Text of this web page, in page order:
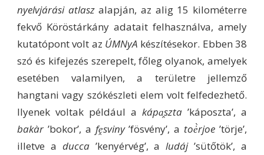
nyelvjárási atlaszalapján, az alig 15 kilométerre
fekvő Köröstárkány adatait felhasználva, amely
kutatópont volt az ÚMNyA készítésekor. Ebben 38
szó és kifejezés szerepelt, főleg olyanok, amelyek
esetében valamilyen, a területre jellemző
hangtani vagy szókészleti elem volt felfedezhető.
Ilyenek voltak például a kápa̭szta ’káposzta’, a
bakàr ’bokor’, a fḙsviny’fösvény’, a toė̀rjoe ’törje’,
illetve a ducca’kenyérvég’, aludáj’sütőtök’, a